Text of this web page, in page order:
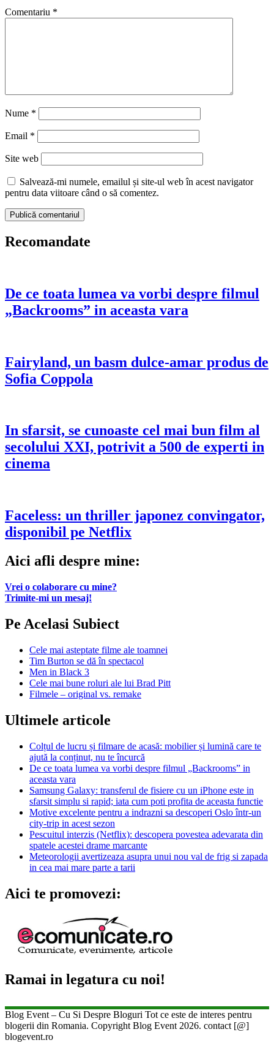
Comentariu *
Nume *
Email *
Site web
Salvează-mi numele, emailul și site-ul web în acest navigator
pentru data viitoare când o să comentez.
Recomandate
De ce toata lumea va vorbi despre filmul
„Backrooms” in aceasta vara
Fairyland, un basm dulce-amar produs de
Sofia Coppola
In sfarsit, se cunoaste cel mai bun film al
secolului XXI, potrivit a 500 de experti in
cinema
Faceless: un thriller japonez convingator,
disponibil pe Netflix
Aici afli despre mine:
Vrei o colaborare cu mine?
Trimite-mi un mesaj!
Pe Acelasi Subiect
Cele mai asteptate filme ale toamnei
Tim Burton se dă în spectacol
Men in Black 3
Cele mai bune roluri ale lui Brad Pitt
Filmele – original vs. remake
Ultimele articole
Colțul de lucru și filmare de acasă: mobilier și lumină care te
ajută la conținut, nu te încurcă
De ce toata lumea va vorbi despre filmul „Backrooms” in
aceasta vara
Samsung Galaxy: transferul de fisiere cu un iPhone este in
sfarsit simplu si rapid; iata cum poti profita de aceasta functie
Motive excelente pentru a indrazni sa descoperi Oslo într-un
city-trip in acest sezon
Pescuitul interzis (Netflix): descopera povestea adevarata din
spatele acestei drame marcante
Meteorologii avertizeaza asupra unui nou val de frig si zapada
in cea mai mare parte a tarii
Aici te promovezi:
Ramai in legatura cu noi!
Blog Event – Cu Si Despre Bloguri Tot ce este de interes pentru
blogerii din Romania. Copyright Blog Event 2026. contact [@]
blogevent.ro